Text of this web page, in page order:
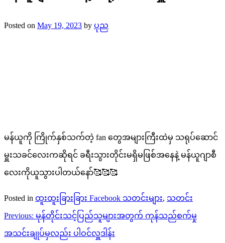
Posted on May 19, 2023 by ပုည
မန်ယူကို ကြိုက်နှစ်သက်တဲ့ fan တွေအများကြီးထဲမှ သရုပ်ဆောင်
မှူးသခင်လေးကဆိုရင် ခရီးသွားတိုင်းမရှိမဖြစ်အနေနဲ့ မန်ယူဂျာစီ
လေးကိုယူသွားပါတယ်နော်🥰🥰🥰
Posted in ထူးထူးခြားခြား Facebook သတင်းများ, သတင်း
Post
navigation
Previous: မုန်တိုင်းသင့်ပြည်သူများအတွက် ကုန်သည်စက်မှု
အသင်းချုပ်မှလည်း ပါဝင်လှူဒါန်း